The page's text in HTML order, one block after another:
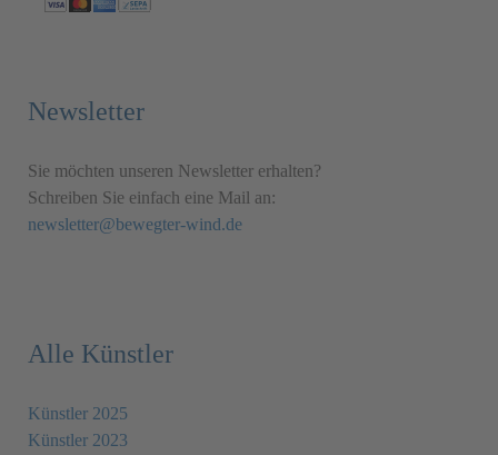
Newsletter
Sie möchten unseren Newsletter erhalten?
Schreiben Sie einfach eine Mail an:
newsletter@bewegter-wind.de
Alle Künstler
Künstler 2025
Künstler 2023